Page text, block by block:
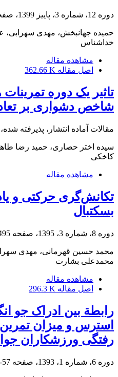
دوره 12، شماره 3، پاییز 1399، صفحه
حمیده جهانبخش، مهدی
خداشناس
مشاهده مقاله
اصل مقاله 362.66 K
تاثیر یک دوره
شاخص دشواری بر
مقالات آماده انتشار، پذیرفته شده،
سیده اختر حصاری، حمید رضا
کاخکی
مشاهده مقاله
تکانش‌گری حرکتی و
بسکتبال
دوره 8، شماره 3، 1395، صفحه 515
محمد حسین قهرمانی، مهدی
محمدعلی بشارت
مشاهده مقاله
اصل مقاله 296.3 K
رابطة بین ادراک جو
استرس و میزان
رفتگی ورزشکاران
دوره 6، شماره 1، 1393، صفحه 57-74